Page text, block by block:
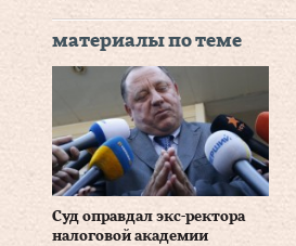
материалы по теме
Суд оправдал экс-ректора
налоговой академии